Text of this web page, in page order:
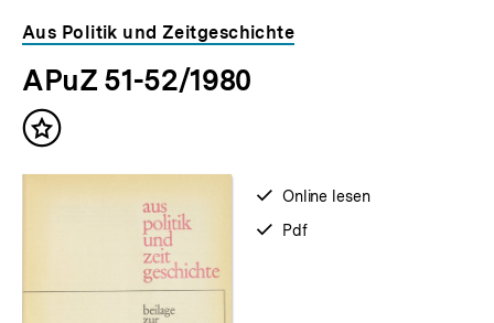
Inhaltskarousell
für
weitere
Inhalte
Inhaltskarussell
überspringen
Aus Politik und Zeitgeschichte
APuZ 51-52/1980
Inhalt
verfügbar
zum
Online lesen
verfügbar
Pdf